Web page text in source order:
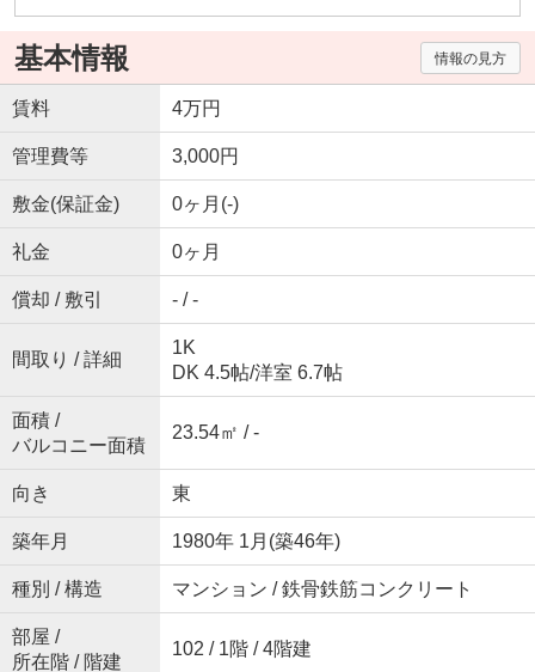
基本情報 情報の見方
賃料 4万円
管理費等 3,000円
敷金(保証金) 0ヶ月(-)
礼金 0ヶ月
償却 / 敷引 - / -
間取り / 詳細
1K
DK 4.5帖/洋室 6.7帖
面積 /
バルコニー面積
23.54㎡ / -
向き 東
築年月 1980年 1月(築46年)
種別 / 構造 マンション / 鉄骨鉄筋コンクリート
部屋 /
所在階 / 階建
102 / 1階 / 4階建